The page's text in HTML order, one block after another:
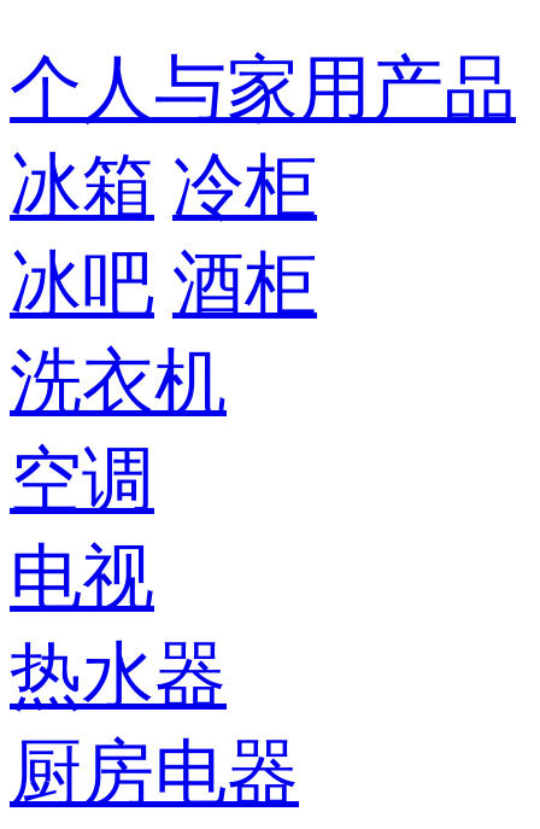
个人与家用产品
冰箱 冷柜
冰吧 酒柜
洗衣机
空调
电视
热水器
厨房电器